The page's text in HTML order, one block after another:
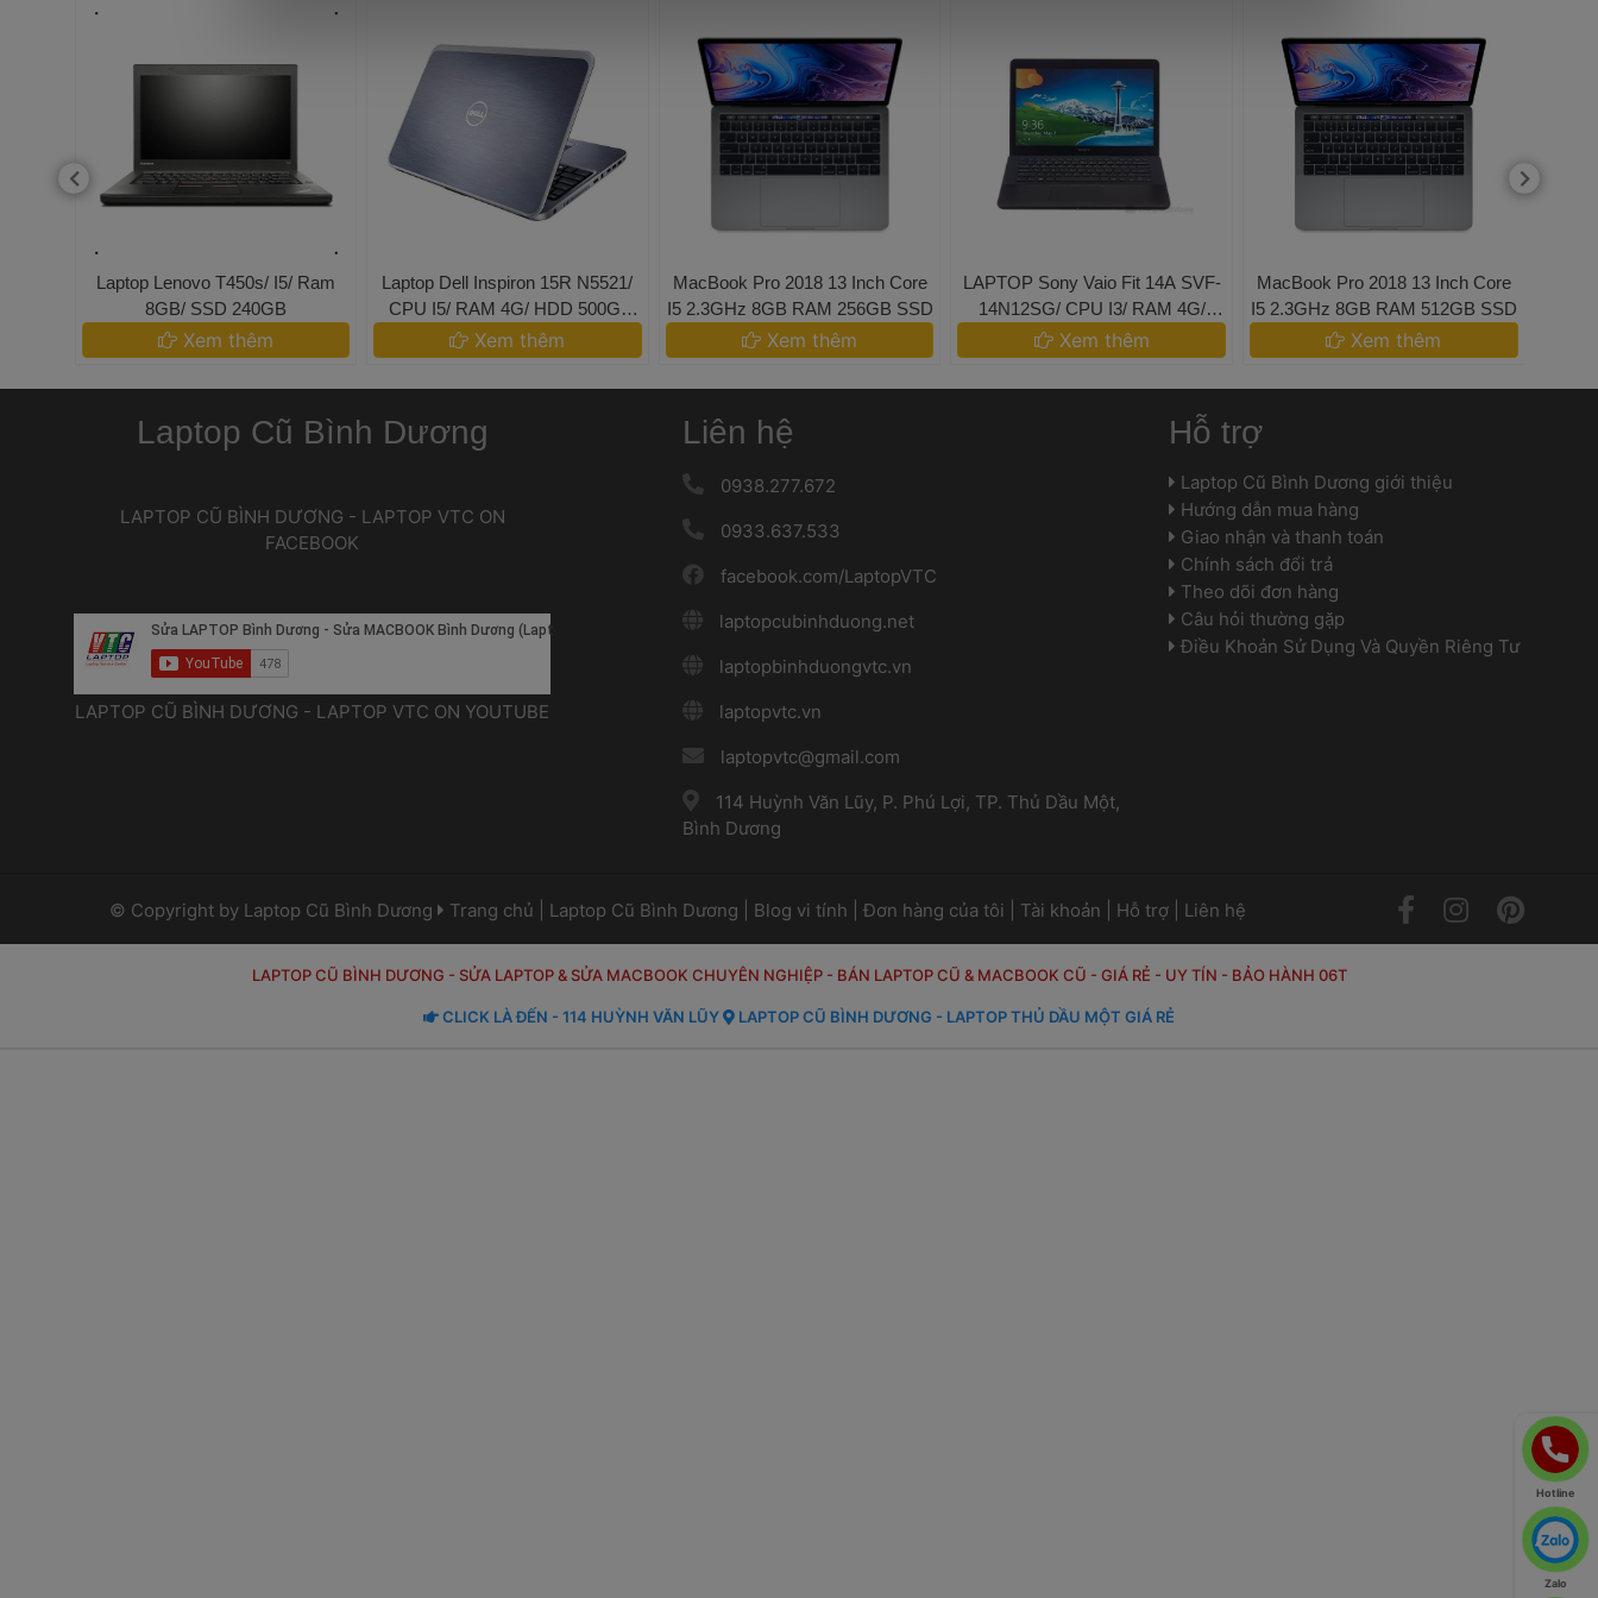
Laptop Lenovo T450s/ I5/ Ram
8GB/ SSD 240GB
Xem thêm
Laptop Dell Inspiron 15R N5521/
CPU I5/ RAM 4G/ HDD 500G/
15.6 IN
Xem thêm
MacBook Pro 2018 13 Inch Core
I5 2.3GHz 8GB RAM 256GB SSD
Xem thêm
LAPTOP Sony Vaio Fit 14A SVF-
14N12SG/ CPU I3/ RAM 4G/
HDD 500G
Xem thêm
MacBook Pro 2018 13 Inch Core
I5 2.3GHz 8GB RAM 512GB SSD
Xem thêm
Laptop Cũ Bình Dương
LAPTOP CŨ BÌNH DƯƠNG - LAPTOP VTC ON
FACEBOOK
LAPTOP CŨ BÌNH DƯƠNG - LAPTOP VTC ON YOUTUBE
Liên hệ
0938.277.672
0933.637.533
facebook.com/LaptopVTC
laptopcubinhduong.net
laptopbinhduongvtc.vn
laptopvtc.vn
laptopvtc@gmail.com
114 Huỳnh Văn Lũy, P. Phú Lợi, TP. Thủ Dầu Một,
Bình Dương
Hỗ trợ
Laptop Cũ Bình Dương giới thiệu
Hướng dẫn mua hàng
Giao nhận và thanh toán
Chính sách đổi trả
Theo dõi đơn hàng
Câu hỏi thường gặp
Điều Khoản Sử Dụng Và Quyền Riêng Tư
© Copyright by Laptop Cũ Bình Dương Trang chủ Laptop Cũ Bình Dương Blog vi tính Đơn hàng của tôi Tài khoản Hỗ trợ | Liên hệ
LAPTOP CŨ BÌNH DƯƠNG - SỬA LAPTOP & SỬA MACBOOK CHUYÊN NGHIỆP - BÁN LAPTOP CŨ & MACBOOK CŨ - GIÁ RẺ - UY TÍN - BẢO HÀNH 06T
CLICK LÀ ĐẾN - 114 HUỲNH VĂN LŨY LAPTOP CŨ BÌNH DƯƠNG - LAPTOP THỦ DẦU MỘT GIÁ RẺ
Hotline
Zalo